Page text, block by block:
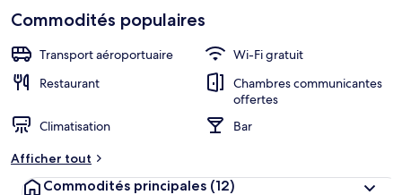
Commodités populaires
Transport aéroportuaire
Wi-Fi gratuit
Restaurant
Chambres communicantes
offertes
Climatisation
Bar
Afficher tout
Commodités principales (12)